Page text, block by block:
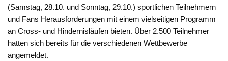
(Samstag, 28.10. und Sonntag, 29.10.) sportlichen Teilnehmern
und Fans Herausforderungen mit einem vielseitigen Programm
an Cross- und Hindernisläufen bieten. Über 2.500 Teilnehmer
hatten sich bereits für die verschiedenen Wettbewerbe
angemeldet.